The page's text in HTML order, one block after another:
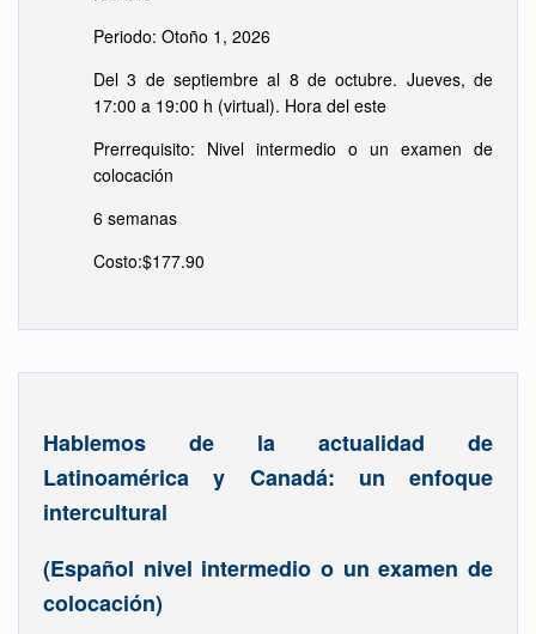
Periodo: Otoño 1, 2026
Del 3 de septiembre al 8 de octubre. Jueves, de
17:00 a 19:00 h (virtual). Hora del este
Prerrequisito: Nivel intermedio o un examen de
colocación
6 semanas
Costo:$177.90
Hablemos de la actualidad de
Latinoamérica y Canadá: un enfoque
intercultural
(Español nivel intermedio o un examen de
colocación)